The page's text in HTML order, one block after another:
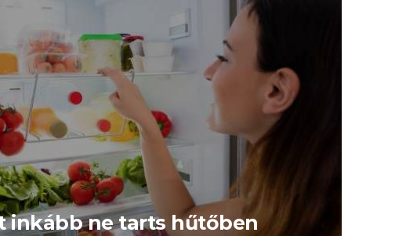
inkább ne tarts hűtőben